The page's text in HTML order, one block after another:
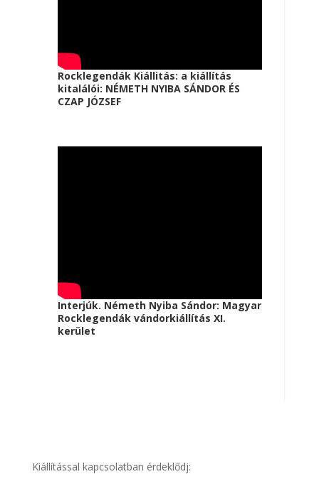
Rocklegendák Kiállitás: a kiállítás
kitalálói: NÉMETH NYIBA SÁNDOR ÉS
CZAP JÓZSEF
Interjúk. Németh Nyiba Sándor: Magyar
Rocklegendák vándorkiállítás XI.
kerület
Kiállítással kapcsolatban érdeklődj: